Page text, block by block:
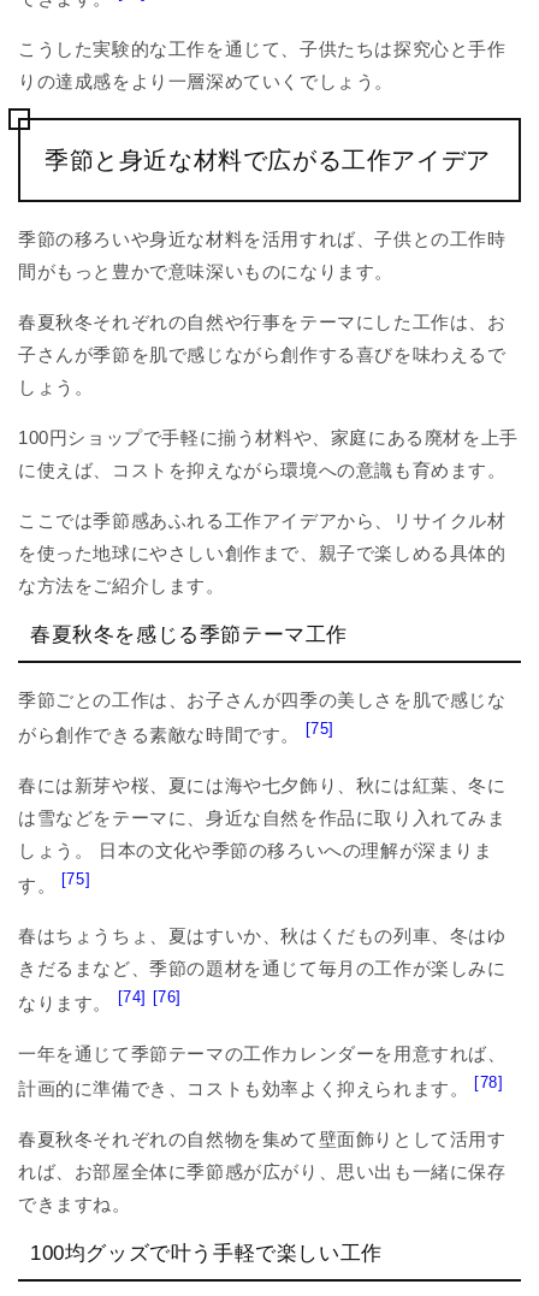
こうした実験的な工作を通じて、子供たちは探究心と手作
りの達成感をより一層深めていくでしょう。
季節と身近な材料で広がる工作アイデア
季節の移ろいや身近な材料を活用すれば、子供との工作時
間がもっと豊かで意味深いものになります。
春夏秋冬それぞれの自然や行事をテーマにした工作は、お
子さんが季節を肌で感じながら創作する喜びを味わえるで
しょう。
100円ショップで手軽に揃う材料や、家庭にある廃材を上手
に使えば、コストを抑えながら環境への意識も育めます。
ここでは季節感あふれる工作アイデアから、リサイクル材
を使った地球にやさしい創作まで、親子で楽しめる具体的
な方法をご紹介します。
春夏秋冬を感じる季節テーマ工作
季節ごとの工作は、お子さんが四季の美しさを肌で感じな
がら創作できる素敵な時間です。
[75]
春には新芽や桜、夏には海や七夕飾り、秋には紅葉、冬に
は雪などをテーマに、身近な自然を作品に取り入れてみま
しょう。 日本の文化や季節の移ろいへの理解が深まりま
す。
[75]
春はちょうちょ、夏はすいか、秋はくだもの列車、冬はゆ
きだるまなど、季節の題材を通じて毎月の工作が楽しみに
なります。
[74] [76]
一年を通じて季節テーマの工作カレンダーを用意すれば、
計画的に準備でき、コストも効率よく抑えられます。
[78]
春夏秋冬それぞれの自然物を集めて壁面飾りとして活用す
れば、お部屋全体に季節感が広がり、思い出も一緒に保存
できますね。
100均グッズで叶う手軽で楽しい工作